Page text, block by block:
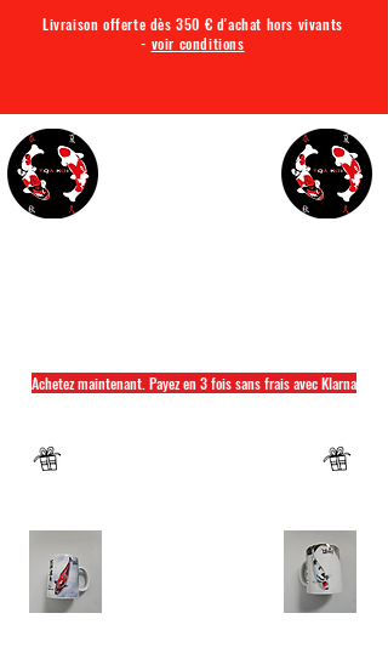
Livraison offerte dès 350 € d'achat hors vivants
- voir conditions
Achetez maintenant. Payez en 3 fois sans frais avec Klarna